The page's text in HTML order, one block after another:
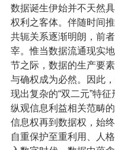
数据诞生伊始并不天然
权利之客体。伴随时间
共轭关系逐渐明朗，前
宰。惟当数据流通现实
节之际，数据的生产要
与确权成为必然。因此
现出复杂的“双二元”特
纵观信息利益相关范畴
信息权再到数据权，始
自重保护至重利用、人